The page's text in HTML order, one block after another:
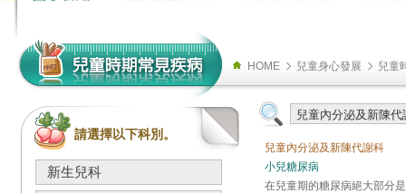
HOME 兒童身心發展 兒童
請選擇以下科別。
新生兒科
兒童內分泌及新陳代謝科
小兒糖尿病
在兒童期的糖尿病絕大部分